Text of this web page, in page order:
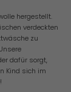
hergestellt.
verdeckten
zu
dafür sorgt,
Kind sich im